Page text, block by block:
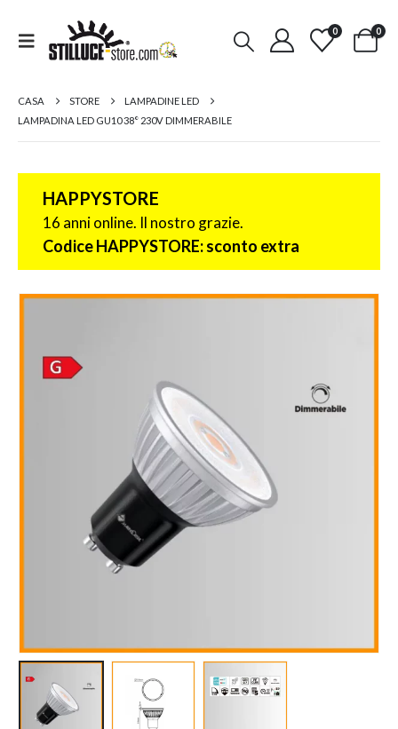
0 0
CASA STORE
LAMPADINE LED
LAMPADINA LED GU10 38° 230V DIMMERABILE
HAPPYSTORE
16 anni online. Il nostro grazie.
Codice HAPPYSTORE: sconto extra